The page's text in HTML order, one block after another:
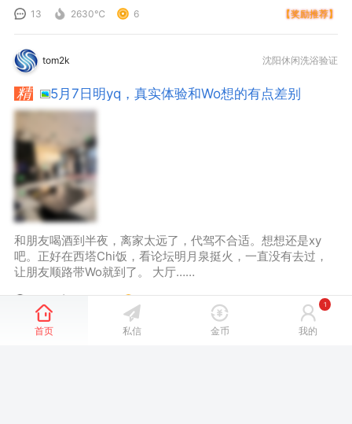
首页 私信 金币 我的
1
13 2630℃ 6 【奖励推荐】
tom2k 沈阳休闲洗浴验证
5月7日明yq，真实体验和Wo想的有点差别
和朋友喝酒到半夜，离家太远了，代驾不合适。想想还是xy
吧。正好在西塔Chi饭，看论坛明月泉挺火，一直没有去过，
让朋友顺路带Wo就到了。 大厅……
三月前